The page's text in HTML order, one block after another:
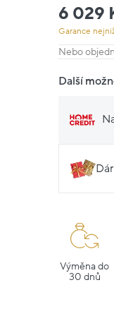
6 029
Garance
Nebo
Další
Výměna do
30 dnů